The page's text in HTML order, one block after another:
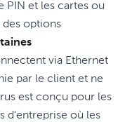
PIN et les cartes ou
des options
via Ethernet
par le client et ne
est conçu pour les
d'entreprise où les